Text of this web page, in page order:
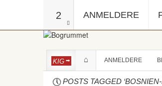
2 ANMELDERE
KIG ANMELDERE
POSTS TAGGED